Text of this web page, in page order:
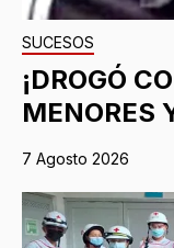
SUCESOS
¡DROGÓ
MENORES
7 Agosto 2026